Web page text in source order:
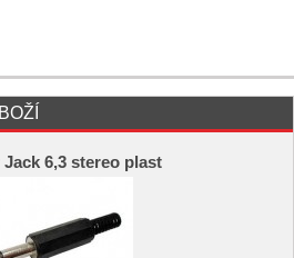
Jack 6,3 stereo plast